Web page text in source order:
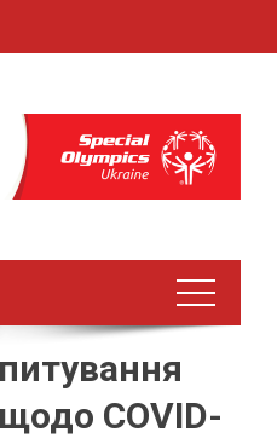
COVID-